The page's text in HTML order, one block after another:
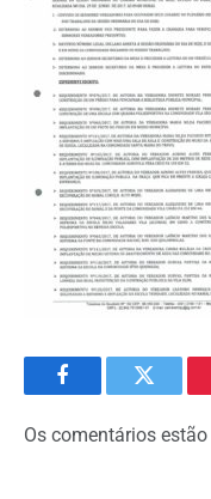
FacebookTwitter
Os comentários